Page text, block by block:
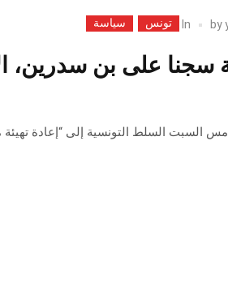
by
In تونس سياسة
ب25 سنة سجنا على بن سدرين،
السبت السلط التونسية إلى “إعادة تهيئة